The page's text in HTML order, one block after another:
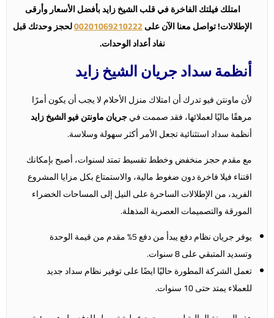
امتلك فيلتك الفاخرة في قلب الشيخ زايد بأفضل الأسعار وأرقى
الإطلالات! تواصل معنا الآن على00201069210222لحجز وحدتك قبل
نفاد أعداد الوحدات.
أنظمة سداد جريان الشيخ زايد
لأن ماونتن فيو تدرك أن امتلاك منزل الأحلام لا يجب أن يكون أمرًا
مرهقًا ماليًا لعملائها، فقد صممت فيجريان ماونتن فيو الشيخ زايد
أنظمة سداد استثنائية تجعل الأمر أكثر سهولة وسلاسة.
مع مقدم حجز منخفض وخطط تقسيط تمتد لسنوات، أصبح بإمكانك
اقتناء فيلا فاخرة دون ضغوط مالية، والاستمتاع بكل مزايا المشروع
الفريد، من الإطلالات الساحرة على النيل إلى المساحات الخضراء
المورقة والتصميمات العصرية المذهلة.
يوفر جريان نظام دفع يبدأ من دفع 5% مقدم من قيمة الوحدة
وتسديد المتبقي على 8 سنوات.
تعمل الشركة المطورة حاليًا ايضًا على توفير نظام سداد جديد
للعملاء يمتد حتى 10 سنوات.